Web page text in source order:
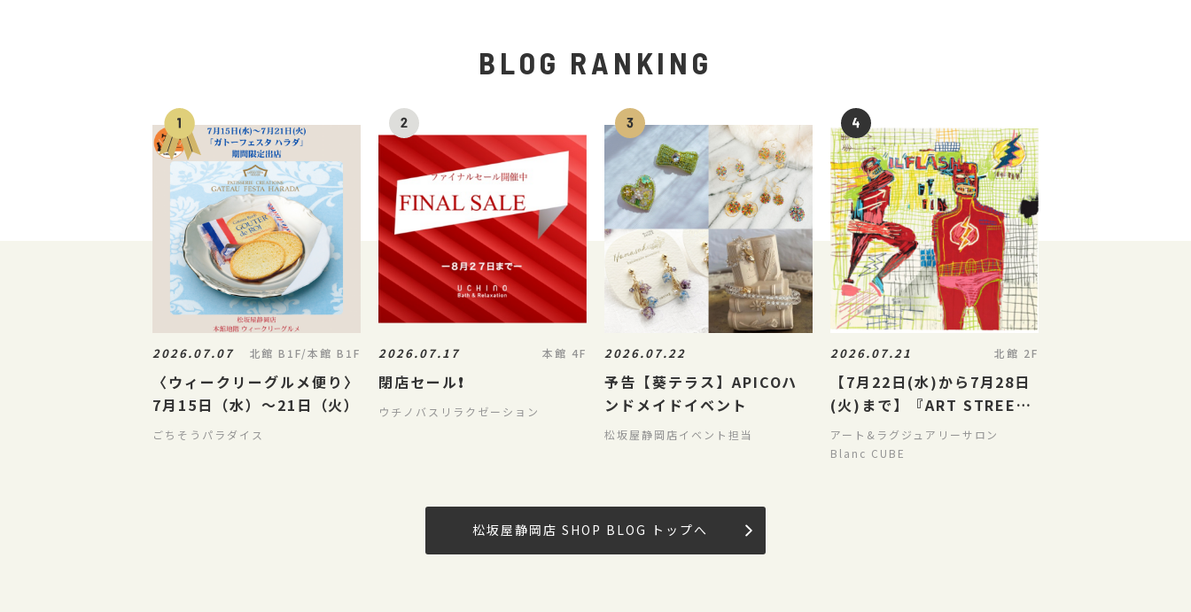
BLOG RANKING
2026.07.07 北館 B1F/本館 B1F
〈ウィークリーグルメ便り〉
7月15日（水）～21日（火）
ごちそうパラダイス
2026.07.17 本館 4F
閉店セール❗️
ウチノバスリラクゼーション
2026.07.22
予告【葵テラス】APICOハ
ンドメイドイベント
松坂屋静岡店イベント担当
2026.07.21 北館 2F
【7月22日(水)から7月28日
(火)まで】『ART STREET
SHIZUOKA2026 現代アー
ト』
アート&ラグジュアリーサロン
Blanc CUBE
松坂屋静岡店 SHOP BLOG トップへ